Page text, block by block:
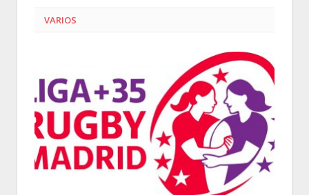
VARIOS